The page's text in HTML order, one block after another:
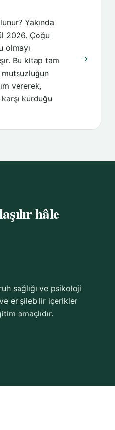
Yakında
2026. Çoğu
olmayı
Bu kitap tam
vererek,
kurduğu
hâle
sağlığı ve psikoloji
erişilebilir içerikler
amaçlıdır.